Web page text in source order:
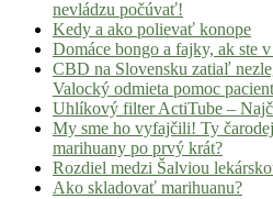
nevládzu počúvať!
Kedy a ako polievať konope
Domáce bongo a fajky, ak ste
CBD na Slovensku zatiaľ
Valocký odmieta pomoc
Uhlíkový filter ActiTube –
My sme ho vyfajčili! Ty
marihuany po prvý krát?
Rozdiel medzi Šalviou
Ako skladovať marihuanu?